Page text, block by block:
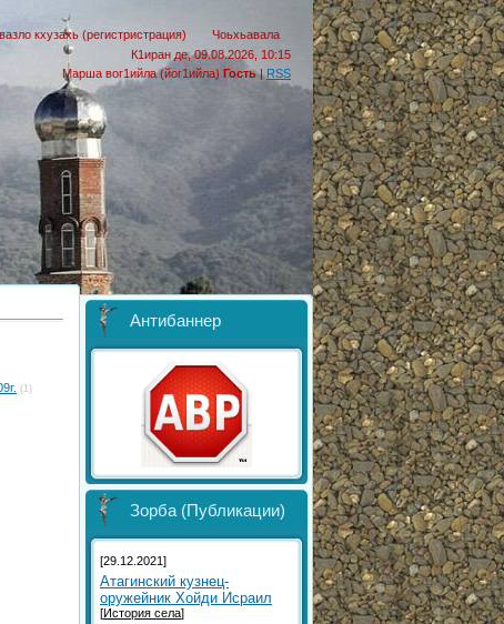
К1иран де, 09.08.2026, 10:15
Марша вог1ийла (йог1ийла) Гость|RSS
кхузахь (регистристрация) Чоьхьавала
(1)
Антибаннер
Зорба (Публикации)
[29.12.2021]
Атагинский кузнец-
оружейник Хойди Исраил
[История села]